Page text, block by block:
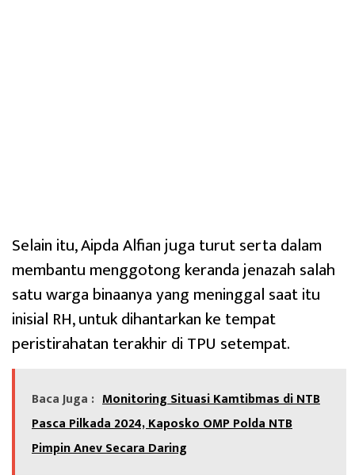
Selain itu, Aipda Alfian juga turut serta dalam
membantu menggotong keranda jenazah salah
satu warga binaanya yang meninggal saat itu
inisial RH, untuk dihantarkan ke tempat
peristirahatan terakhir di TPU setempat.
Baca Juga : Monitoring Situasi Kamtibmas di NTB
Pasca Pilkada 2024, Kaposko OMP Polda NTB
Pimpin Anev Secara Daring